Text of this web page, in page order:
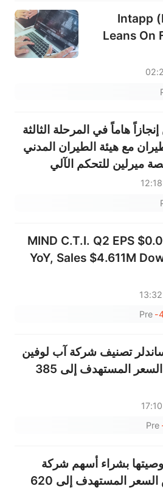
Intapp
Leans On
هاماً في المرحلة الثالثة
مع هيئة الطيران المدني
ميرلين للتحكم الآلي
للتحكم في الطيران ونظام
مع إدارة الطيران
MIND C.T.I. Q2 EPS
YoY, Sales $4.611M
-
Pre
تصنيف شركة آب لوفين
إلى محايد، وخفضت السعر المستهدف إلى 385
Pre
بشراء أسهم شركة
AppLovin، وتُخفض السعر المستهدف إلى 620